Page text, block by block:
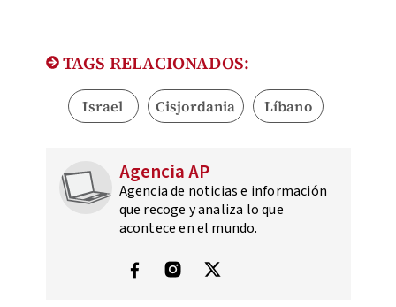
TAGS RELACIONADOS:
Israel Cisjordania Líbano
Agencia AP
Agencia de noticias e información
que recoge y analiza lo que
acontece en el mundo.